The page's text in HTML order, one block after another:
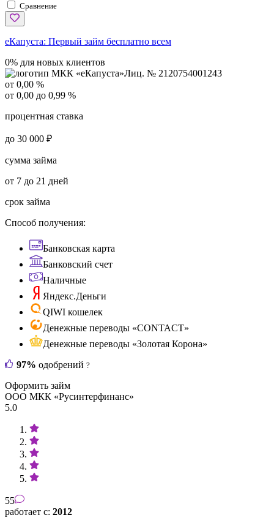
Сравнение
еКапуста: Первый займ бесплатно всем
0% для новых клиентов
Лиц. № 2120754001243
от 0,00 %
от 0,00 до 0,99 %
процентная ставка
до 30 000 ₽
сумма займа
от 7 до 21 дней
срок займа
Способ получения:
Банковская карта
Банковский счет
Наличные
Яндекс.Деньги
QIWI кошелек
Денежные переводы «CONTACT»
Денежные переводы «Золотая Корона»
97% одобрений ?
Оформить займ
ООО МКК «Русинтерфинанс»
5.0
55
работает с: 2012